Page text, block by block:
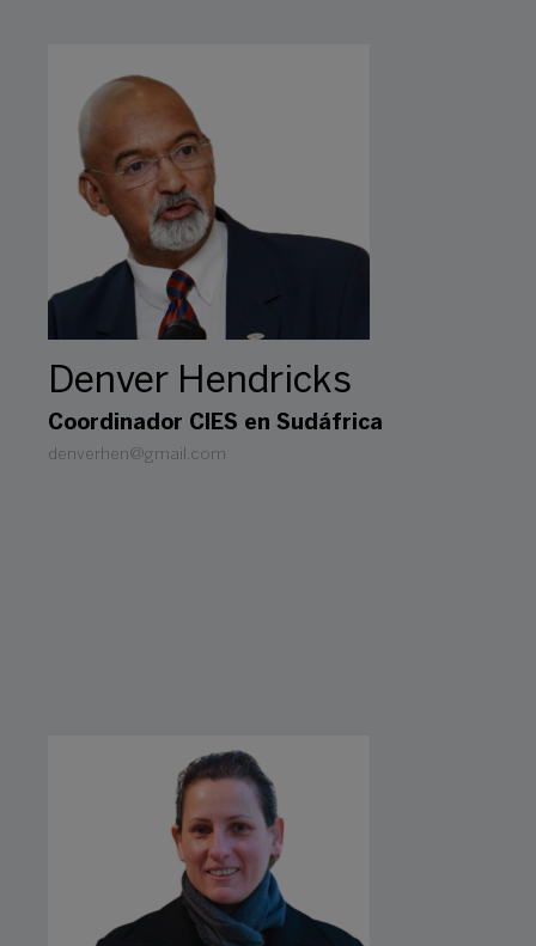
Denver Hendricks
Coordinador CIES en Sudáfrica
denverhen@gmail.com